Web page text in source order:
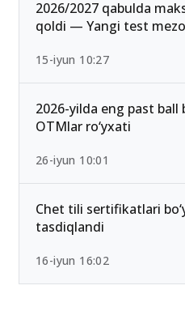
25-iyul 16:55
2026/2027 qabulda
qoldi — Yangi test
15-iyun 10:27
2026-yilda eng past ball
OTMlar ro‘yxati
26-iyun 10:01
Chet tili sertifikatlari
tasdiqlandi